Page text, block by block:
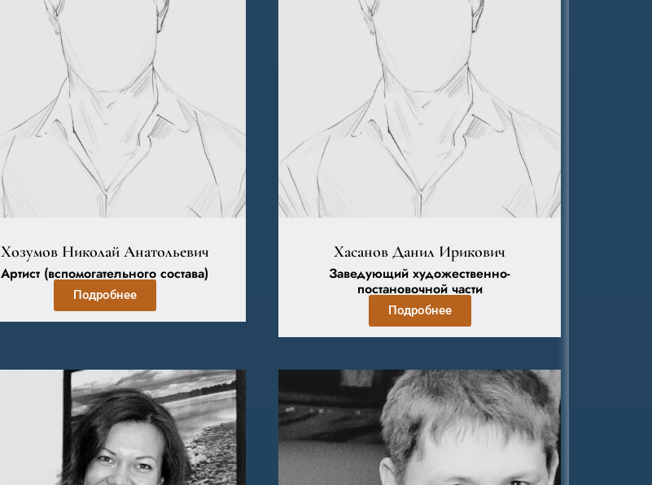
Хозумов Николай Анатольевич
Артист (вспомогательного состава)
Подробнее
Хасанов Данил Ирикович
Заведующий художественно-
постановочной части
Подробнее